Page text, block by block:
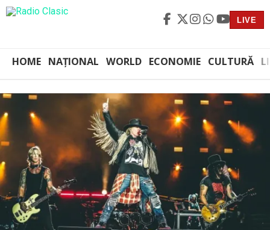
LIVE
HOME NAȚIONAL WORLD ECONOMIE CULTURĂ